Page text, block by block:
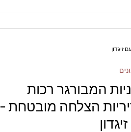
המבורגר רכות
הצלחה מובטחת -
זיגדון